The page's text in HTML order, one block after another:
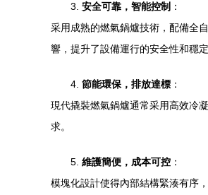
3. 安全可靠，智能控制 ：
采用成熟的燃氣鍋爐技術，配備全
響，提升了設備運行的安全性和穩定
4. 節能環保，排放達標 ：
現代撬裝燃氣鍋爐通常采用高效冷
求。
5. 維護簡便，成本可控 ：
模塊化設計使得內部結構緊湊有序